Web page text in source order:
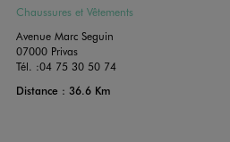
Chaussures et Vêtements
Avenue Marc Seguin
07000 Privas
Tél. :04 75 30 50 74
Distance : 36.6 Km